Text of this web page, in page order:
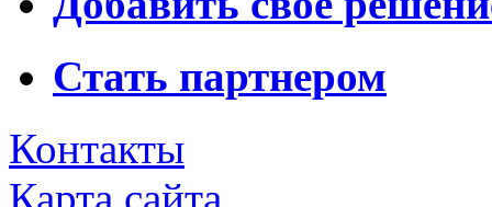
Стать партнером
Контакты